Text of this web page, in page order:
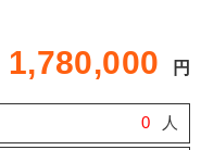
1,780,000 円
0 人